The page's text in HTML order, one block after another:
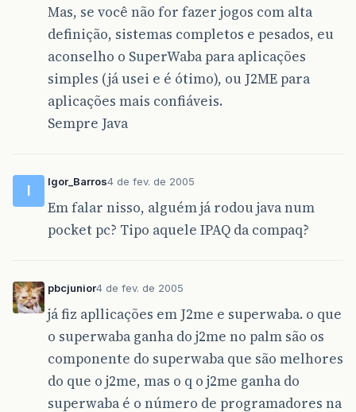
Mas, se você não for fazer jogos com alta
definição, sistemas completos e pesados, eu
aconselho o SuperWaba para aplicações
simples (já usei e é ótimo), ou J2ME para
aplicações mais confiáveis.
Sempre Java
I
Igor_Barros4 de fev. de 2005
Em falar nisso, alguém já rodou java num
pocket pc? Tipo aquele IPAQ da compaq?
pbcjunior4 de fev. de 2005
já fiz apllicações em J2me e superwaba. o que
o superwaba ganha do j2me no palm são os
componente do superwaba que são melhores
do que o j2me, mas o q o j2me ganha do
superwaba é o número de programadores na